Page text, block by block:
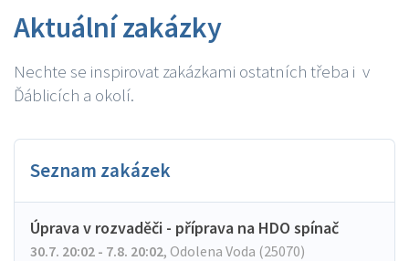
Aktuální zakázky
Nechte se inspirovat zakázkami ostatních třeba i v
Ďáblicích a okolí.
Seznam zakázek
Úprava v rozvaděči - příprava na HDO spínač
30.7. 20:02 - 7.8. 20:02, Odolena Voda (25070)